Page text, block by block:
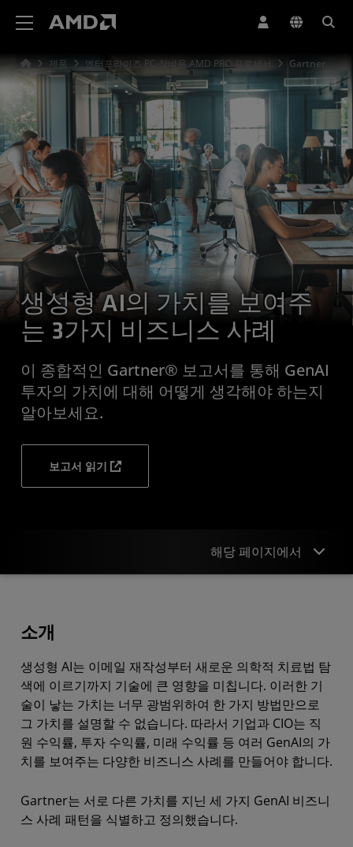
제품 엔터프라이즈 PC 장비용 AMD PRO 프로세서 Gartner
생성형 AI의 가치를 보여주
는 3가지 비즈니스 사례
이 종합적인 Gartner® 보고서를 통해 GenAI
투자의 가치에 대해 어떻게 생각해야 하는지
알아보세요.
보고서 읽기
해당 페이지에서
리소스
시작하기
소개
생성형 AI는 이메일 재작성부터 새로운 의학적 치료법 탐
색에 이르기까지 기술에 큰 영향을 미칩니다. 이러한 기
술이 낳는 가치는 너무 광범위하여 한 가지 방법만으로
그 가치를 설명할 수 없습니다. 따라서 기업과 CIO는 직
원 수익률, 투자 수익률, 미래 수익률 등 여러 GenAI의 가
치를 보여주는 다양한 비즈니스 사례를 만들어야 합니다.
Gartner는 서로 다른 가치를 지닌 세 가지 GenAI 비즈니
스 사례 패턴을 식별하고 정의했습니다.